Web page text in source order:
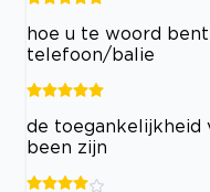
hoe u te woord
telefoon/balie
de toegankelijkheid
been zijn